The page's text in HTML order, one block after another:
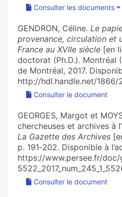
Consulter les documents
GENDRON, Céline. Le
provenance, circulation et
France au XVIIe siècle [en
doctorat (Ph.D.). Montréal
de Montréal, 2017.
http://hdl.handle.net/1866/
Consulter le document
GEORGES, Margot et
chercheuses et archives à
La Gazette des Archives
p. 191‑202. Disponible à
https://www.persee.fr/doc/
Consulter le document